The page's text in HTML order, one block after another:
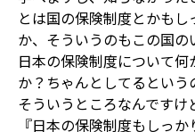
とは国の保険制度とかも
か、そういうのもこの国の
日本の保険制度について
か？ちゃんとしてるとい
そういうところなんですけ
『日本の保険制度もしっ